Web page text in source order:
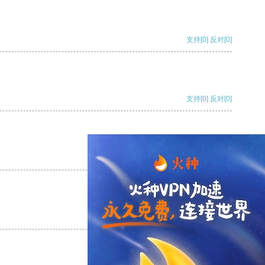
支持[0] 反对[0]
支持[0] 反对[0]
支持
支持[0] 反对[0]